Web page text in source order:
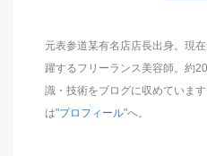
元表参道某有名店店長出身。現
躍するフリーランス美容師。約
識・技術をブログに収めていま
は"プロフィール"へ。